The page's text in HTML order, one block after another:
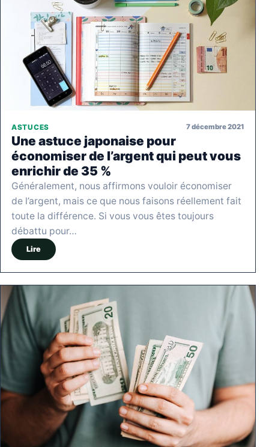
ASTUCES 7 décembre 2021
Une astuce japonaise pour
économiser de l’argent qui peut vous
enrichir de 35 %
Généralement, nous affirmons vouloir économiser
de l’argent, mais ce que nous faisons réellement fait
toute la différence. Si vous vous êtes toujours
débattu pour…
Lire